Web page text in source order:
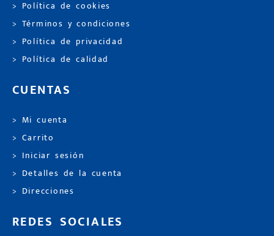
> Política de cookies
> Términos y condiciones
> Política de privacidad
> Política de calidad
CUENTAS
> Mi cuenta
> Carrito
> Iniciar sesión
> Detalles de la cuenta
> Direcciones
REDES SOCIALES